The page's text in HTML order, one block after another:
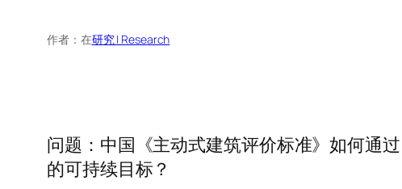
作者： 在研究 | Research
问题：中国《主动式建筑评价标准》如何通
的可持续目标？